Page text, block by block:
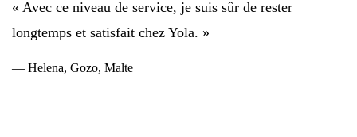
« Avec ce niveau de service, je suis sûr de rester
longtemps et satisfait chez Yola. »
— Helena, Gozo, Malte